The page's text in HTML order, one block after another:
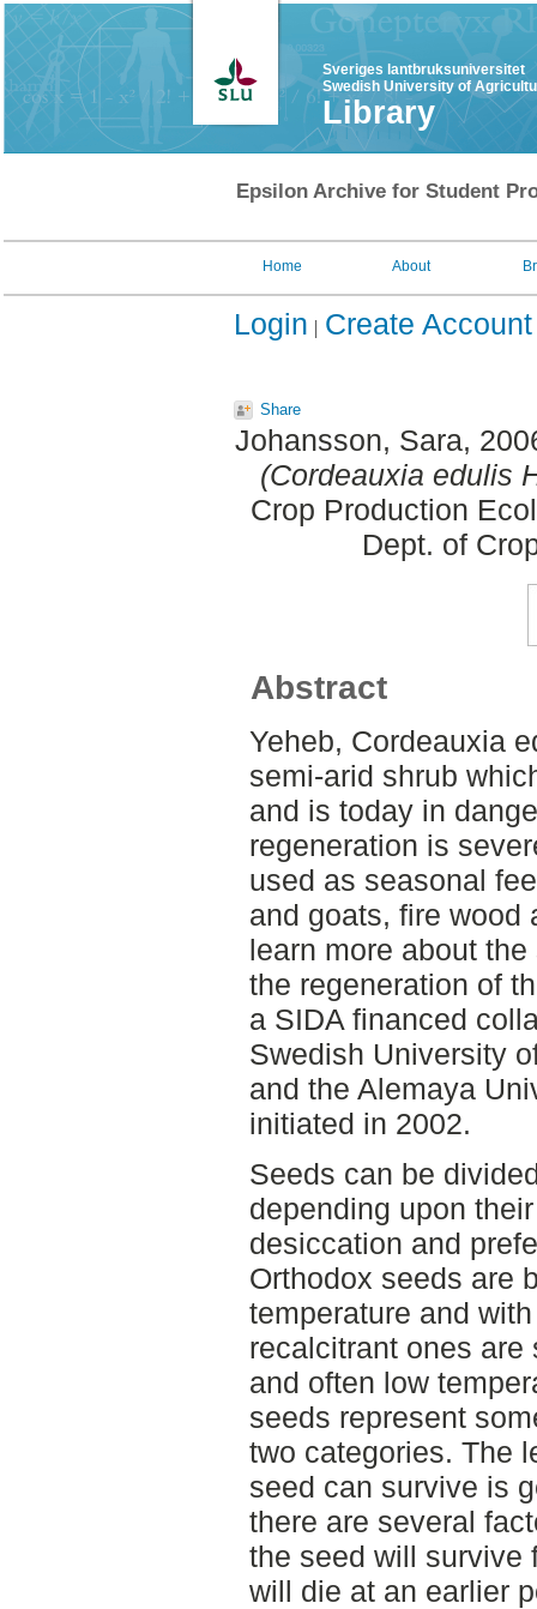
Sveriges lantbruksuniversitet
Swedish University of
Library
Epsilon Archive for Student
Home About
Login Create Account
Share
Johansson, Sara,
(Cordeauxia edulis
Crop Production
Dept. of
Abstract
Yeheb, Cordeauxia
semi-arid shrub
and is today in
regeneration is
used as seasonal
and goats, fire wood
learn more about
the regeneration of
a SIDA financed
Swedish University
and the Alemaya
initiated in 2002.
Seeds can be
depending upon
desiccation and
Orthodox seeds are
temperature and
recalcitrant ones
and often low
seeds represent
two categories. The
seed can survive is
there are several
the seed will survive
will die at an earlier